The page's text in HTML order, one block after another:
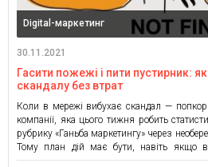
Digital-маркетинг
30.11.2021
Гасити пожежі і пити пустирник:
скандалу без втрат
Коли в мережі вибухає скандал — попкорн
компанії, яка цього тижня робить
рубрику «Ганьба маркетингу» через
Тому план дій має бути, навіть якщо
станеться. Що робити, щоб компанію не